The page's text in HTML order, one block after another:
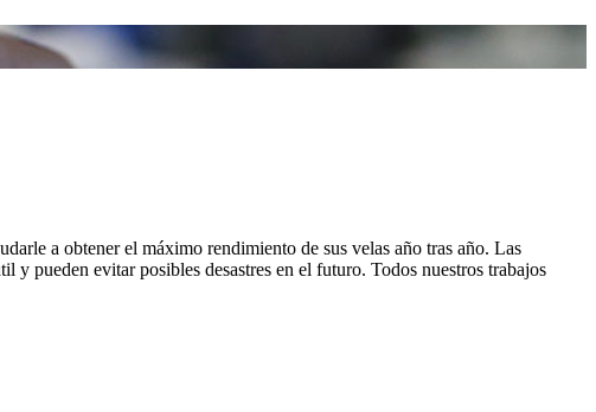
a obtener el máximo rendimiento de sus velas año tras año. Las
pueden evitar posibles desastres en el futuro. Todos nuestros trabajos